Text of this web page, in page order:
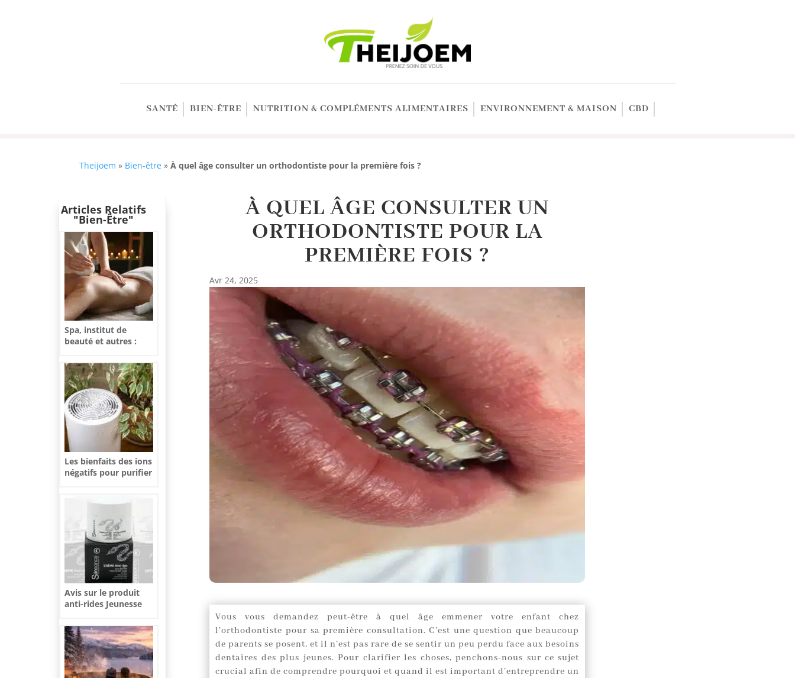
SANTÉ BIEN-ÊTRE NUTRITION & COMPLÉMENTS ALIMENTAIRES ENVIRONNEMENT & MAISON CBD
Theijoem » Bien-être »À quel âge consulter un orthodontiste pour la première fois ?
Articles Relatifs
"Bien-Être"
Spa, institut de
beauté et autres :
pour vous !
Les bienfaits des ions
négatifs pour purifier
Avis sur le produit
anti-rides Jeunesse
À QUEL ÂGE CONSULTER UN
ORTHODONTISTE POUR LA
PREMIÈRE FOIS ?
Avr 24, 2025
Vous vous demandez peut-être à quel âge emmener votre enfant chez
l’orthodontiste pour sa première consultation. C’est une question que beaucoup
de parents se posent, et il n’est pas rare de se sentir un peu perdu face aux besoins
dentaires des plus jeunes. Pour clarifier les choses, penchons-nous sur ce sujet
crucial afin de comprendre pourquoi et quand il est important d’entreprendre un